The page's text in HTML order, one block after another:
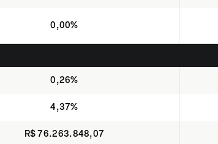
0,00%
0,26%
4,37%
R$ 76.263.848,07